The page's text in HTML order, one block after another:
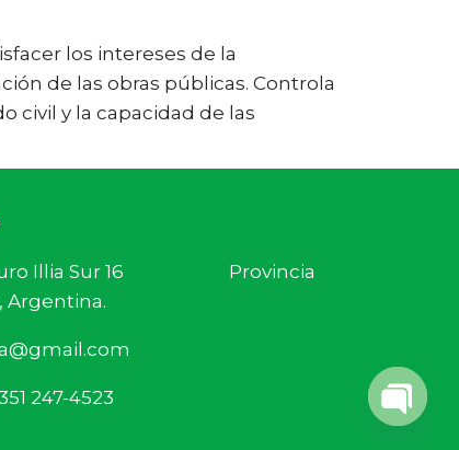
los intereses de la
de las obras públicas. Controla
civil y la capacidad de las
Illia Sur 16 Provincia
Argentina.
247-4523